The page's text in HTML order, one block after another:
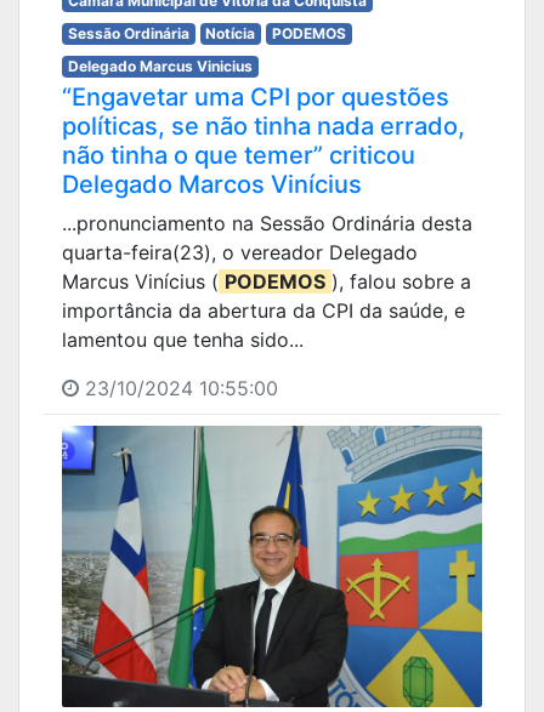
Sessão Ordinária
Notícia
PODEMOS
Delegado Marcus Vinicius
“Engavetar uma CPI por questões
políticas, se não tinha nada errado,
não tinha o que temer” criticou
Delegado Marcos Vinícius
...pronunciamento na Sessão Ordinária desta
quarta-feira(23), o vereador Delegado
Marcus Vinícius ( PODEMOS ), falou sobre a
importância da abertura da CPI da saúde, e
lamentou que tenha sido...
23/10/2024 10:55:00